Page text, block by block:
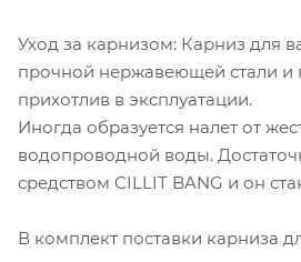
Уход за карнизом: Карниз для
прочной нержавеющей стали и
прихотлив в эксплуатации.
Иногда образуется налет от
водопроводной воды.
средством CILLIT BANG и он
В комплект поставки карниза